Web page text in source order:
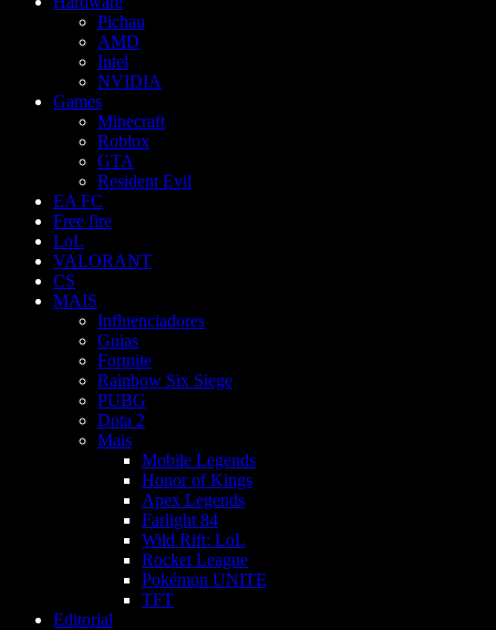
Pichau
AMD
Intel
NVIDIA
Games
Minecraft
Roblox
GTA
Resident Evil
EA FC
Free fire
LoL
VALORANT
CS
MAIS
Influenciadores
Guias
Fortnite
Rainbow Six Siege
PUBG
Dota 2
Mais
Mobile Legends
Honor of Kings
Apex Legends
Farlight 84
Wild Rift: LoL
Rocket League
Pokémon UNITE
TFT
Editorial